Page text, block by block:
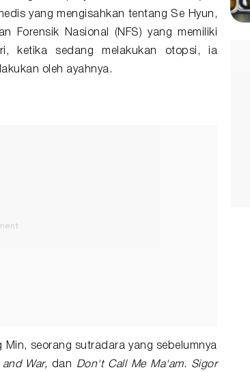
yang mengisahkan tentang Se Hyun,
Forensik Nasional (NFS) yang memiliki
ketika sedang melakukan otopsi, ia
oleh ayahnya.
seorang sutradara yang sebelumnya
War, dan Don't Call Me Ma'am. Sigor